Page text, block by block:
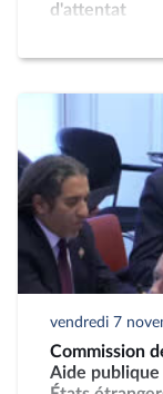
d'attentat
vendredi 7
Commission
Aide publique